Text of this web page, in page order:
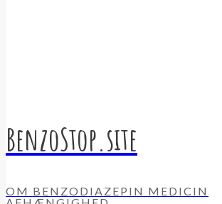
BenzoStop.site
OM BENZODIAZEPIN MEDICIN